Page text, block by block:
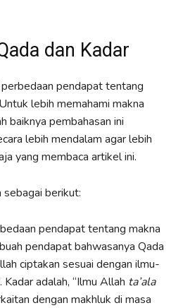
dan Kadar
pendapat tentang
lebih memahami makna
baiknya pembahasan ini
lebih mendalam agar lebih
yang membaca artikel ini.
sebagai berikut:
pendapat tentang makna
pendapat bahwasanya Qada
ciptakan sesuai dengan ilmu-
adalah, “Ilmu Allah ta’ala
dengan makhluk di masa